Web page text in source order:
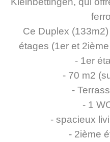
Ce Duplex
étages (1er et
- 1er
- 70 m2
-
- 1
- spacieux
- 2ième